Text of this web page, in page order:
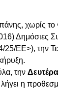
χωρίς
Δημόσιες
ΕΕ>), την
την
η